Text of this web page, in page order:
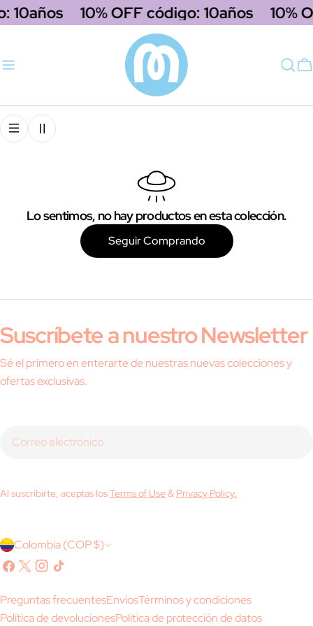
saltar
al
10años 10% OFF código: 10años 10%
Lo sentimos, no hay productos en esta colección.
Seguir Comprando
Suscríbete a nuestro Newsletter
Sé el primero en enterarte de nuestras nuevas colecciones y
ofertas exclusivas.
Al suscribirte, aceptas losTerms of Use& Privacy Policy.
P
a
í
s
Colombia (COP $)
Facebook
X
Instagram
Tik
Preguntas frecuentesEnvíosTérminos y condiciones
Política de devolucionesPolítica de protección de datos